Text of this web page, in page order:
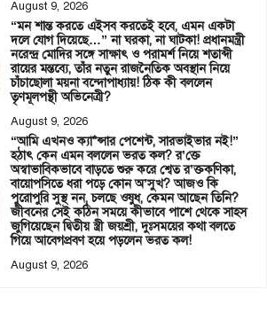
August 9, 2026
“মন শান্ত করতে এইসব করতেই হবে, এমন একটা
দলে যোগ দিয়েছে…” না ঘরকা, না ঘাটকা! প্রধানমন্ত্রী
নরেন্দ্র মোদির সঙ্গে সাক্ষাৎ ও পরামর্শ নিয়ে শতাব্দী
রায়ের মন্তব্যে, তাঁর নতুন রাজনৈতিক অবস্থান নিয়ে
চাঁচাছোলা ময়না বন্দোপাধ্যায়! ঠিক কী বললেন
তৃণমূলপন্থী অভিনেত্রী?
August 9, 2026
“আমি এখনও ক্যা*ন্সার পেশেন্ট, সারভাইভার নই!”
হঠাৎ কেন এমন বললেন ভরত কল? র’ক্তে
অস্বাভাবিকভাবে বাড়তে শুরু করে শ্বেত র’ক্তকণিকা,
বায়োপসিতে ধরা পড়ে কোন অ’সুখ? আজও কি
পুরোপুরি সুস্থ নন, চলছে ওষুধ, কেমন আছেন তিনি?
জীবনের সেই কঠিন সময়ে কীভাবে পাশে থেকে সাহস
জুগিয়েছেন দ্বিতীয় স্ত্রী জয়শ্রী, দুঃসময়ের কথা বলতে
গিয়ে আবেগপ্রবণ হয়ে পড়লেন ভরত কল!
August 9, 2026